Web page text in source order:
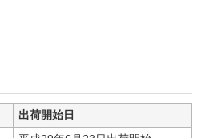
出荷開始日